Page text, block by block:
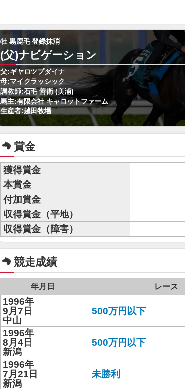
牡 黒鹿毛 登録抹消
(父)ナビゲーション
父:ギヤロツプダイナ
母:マイクラッシック
調教師:石毛 善衛 (美浦)
馬主:有限会社 キャロットファーム
生産者:越田牧場
賞金
獲得賞金
本賞金
付加賞金
収得賞金（平地）
収得賞金（障害）
競走成績
年月日 レース
1996年
9月7日
中山
500万円以下
1996年
8月4日
新潟
500万円以下
1996年
7月21日
新潟
未勝利